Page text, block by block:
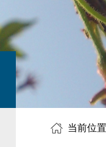
当前位